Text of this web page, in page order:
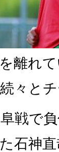
離れ
々と
戦で
石神